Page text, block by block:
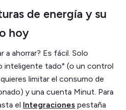
de energía y su
hoy
a ahorrar? Es fácil. Solo
tado° (o un control
limitar el consumo de
y una cuenta Minut. Para
el Integraciones pestaña